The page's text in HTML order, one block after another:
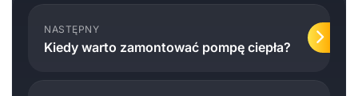
NASTĘPNY
Kiedy warto zamontować pompę ciepła?